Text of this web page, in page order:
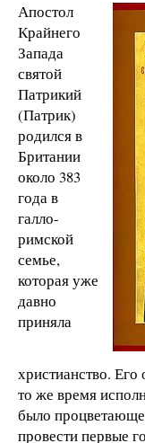
Апостол
Крайнего
Запада
святой
Патрикий
(Патрик)
родился в
Британии
около 383
года в
галло-
римской
семье,
которая уже
давно
приняла
христианство.
то же время
было
провести первые